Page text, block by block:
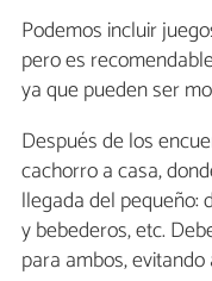
Podemos incluir
pero es
ya que pueden ser
Después de los
cachorro a casa,
llegada del pequeño:
y bebederos, etc.
para ambos,